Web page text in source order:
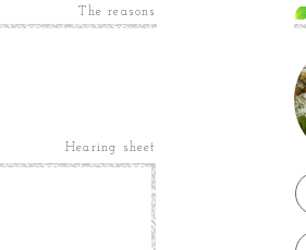
The reasons
Hearing sheet